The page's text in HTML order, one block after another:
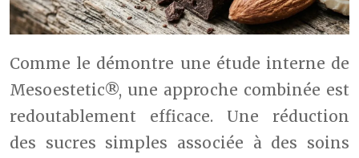
Comme le démontre une étude interne de
Mesoestetic®, une approche combinée est
redoutablement efficace. Une réduction
des sucres simples associée à des soins